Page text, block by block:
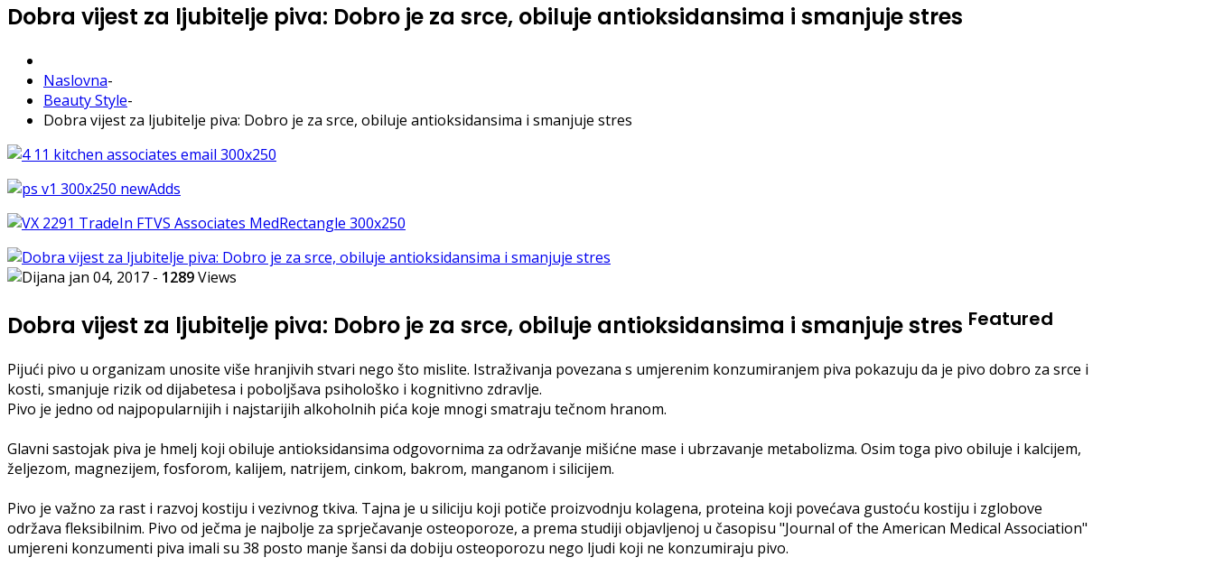
Dobra vijest za ljubitelje piva: Dobro je za srce, obiluje antioksidansima i smanjuje stres
Naslovna-
Beauty Style-
Dobra vijest za ljubitelje piva: Dobro je za srce, obiluje antioksidansima i smanjuje stres
jan 04, 2017 - 1289Views
Dobra vijest za ljubitelje piva: Dobro je za srce, obiluje antioksidansima i smanjuje stres Featured
Pijući pivo u organizam unosite više hranjivih stvari nego što mislite. Istraživanja povezana s umjerenim konzumiranjem piva pokazuju da je pivo dobro za srce i
kosti, smanjuje rizik od dijabetesa i poboljšava psihološko i kognitivno zdravlje.
Pivo je jedno od najpopularnijih i najstarijih alkoholnih pića koje mnogi smatraju tečnom hranom.
Glavni sastojak piva je hmelj koji obiluje antioksidansima odgovornima za održavanje mišićne mase i ubrzavanje metabolizma. Osim toga pivo obiluje i kalcijem,
željezom, magnezijem, fosforom, kalijem, natrijem, cinkom, bakrom, manganom i silicijem.
Pivo je važno za rast i razvoj kostiju i vezivnog tkiva. Tajna je u siliciju koji potiče proizvodnju kolagena, proteina koji povećava gustoću kostiju i zglobove
održava fleksibilnim. Pivo od ječma je najbolje za sprječavanje osteoporoze, a prema studiji objavljenoj u časopisu "Journal of the American Medical Association"
umjereni konzumenti piva imali su 38 posto manje šansi da dobiju osteoporozu nego ljudi koji ne konzumiraju pivo.